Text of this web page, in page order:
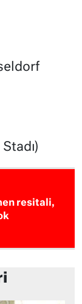
resitali,